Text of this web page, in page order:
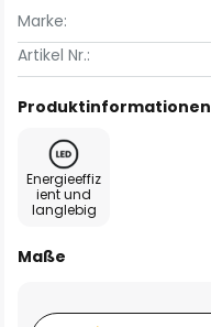
Marke:
Artikel Nr.:
Produktinformationen
Energieeffiz
ient und
langlebig
Maße